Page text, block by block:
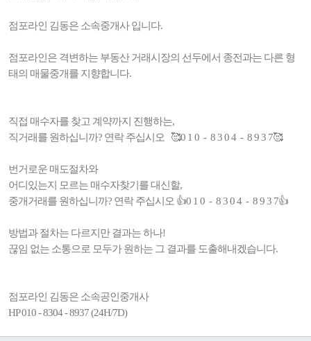
점포라인 김동은 소속중개사 입니다.
점포라인은 격변하는 부동산 거래시장의 선두에서 종전과는 다른 형
태의 매물중개를 지향합니다.
직접 매수자를 찾고 계약까지 진행하는,
직거래를 원하십니까? 연락 주십시오 🥰0 1 0 - 8 3 0 4 - 8 9 3 7🥰
번거로운 매도절차와
어디있는지 모르는 매수자찾기를 대신할,
중개거래를 원하십니까? 연락 주십시오 👍0 1 0 - 8 3 0 4 - 8 9 3 7👍
방법과 절차는 다르지만 결과는 하나!
끊임 없는 소통으로 모두가 원하는 그 결과를 도출해내겠습니다.
점포라인 김동은 소속공인중개사
HP 010 - 8304 - 8937 (24H/7D)